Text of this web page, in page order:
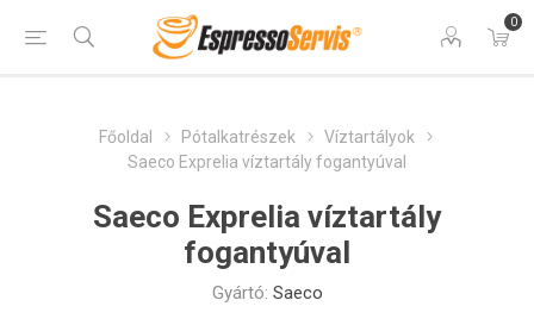
0
Főoldal Pótalkatrészek
Víztartályok
Saeco Exprelia víztartály fogantyúval
Saeco Exprelia víztartály
fogantyúval
Gyártó: Saeco